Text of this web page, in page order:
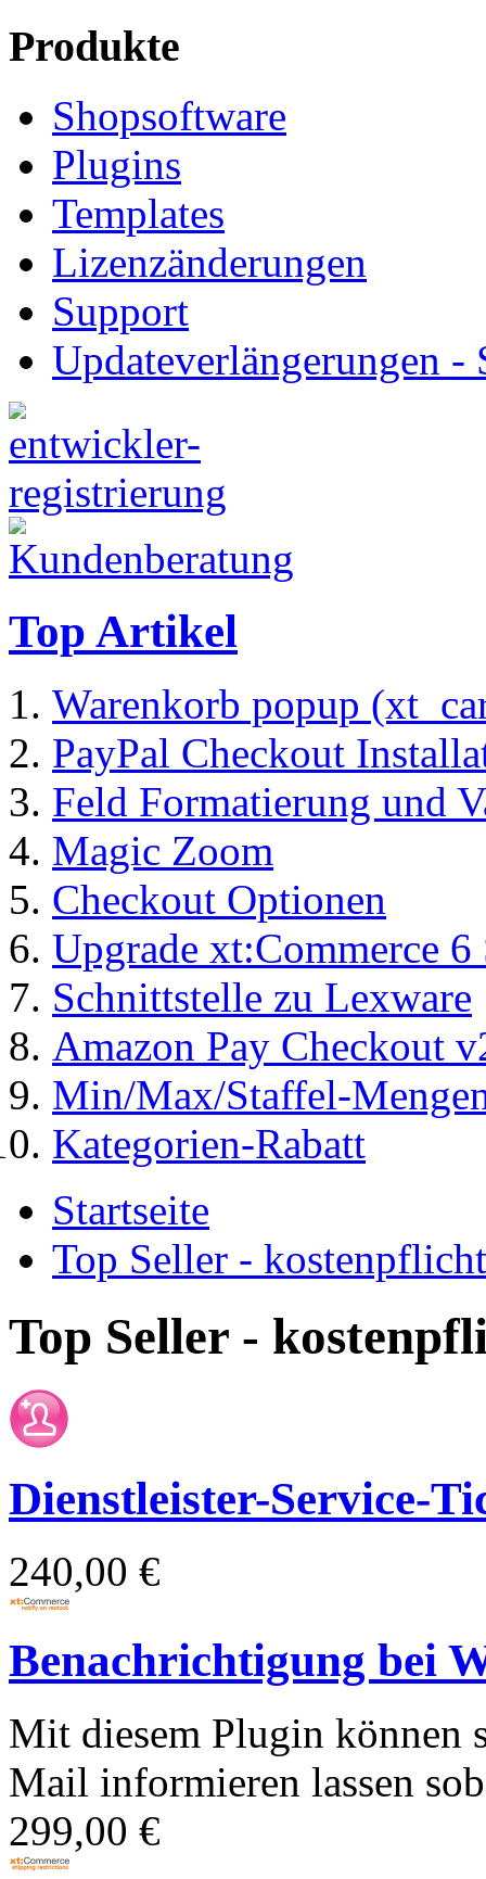
Produkte
Shopsoftware
Plugins
Templates
Lizenzänderungen
Support
Updateverlängerungen -
Top Artikel
Warenkorb popup
PayPal Checkout
Feld Formatierung und
Magic Zoom
Checkout Optionen
Upgrade xt:Commerce
Schnittstelle zu Lexware
Amazon Pay Checkout
Min/Max/Staffel-
Kategorien-Rabatt
Startseite
Top Seller -
Top Seller -
Dienstleister-Service-
240,00 €
Benachrichtigung bei
Mit diesem Plugin können
Mail informieren lassen
299,00 €